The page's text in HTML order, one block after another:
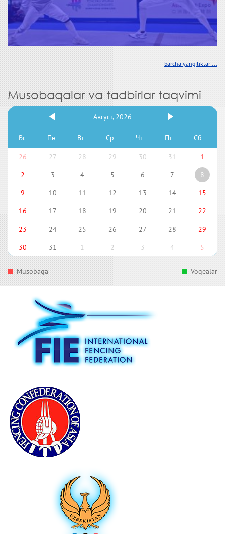
barcha yangiliklar ...
Musobaqalar va tadbirlar taqvimi
Август, 2026
Вс Пн Вт Ср Чт Пт Сб
26 27 28 29 30 31
1
2
3 4 5 6 7
8
9
10 11 12 13 14
15
16
17 18 19 20 21
22
23
24 25 26 27 28
29
30
31 1 2 3 4 5
Musobaqa Voqealar